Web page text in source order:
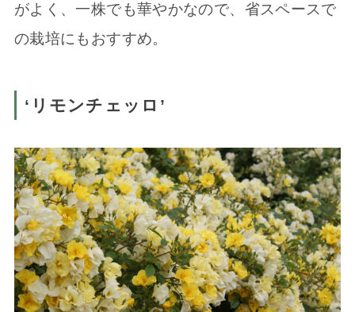
がよく、一株でも華やかなので、省スペースで
の栽培にもおすすめ。
‘リモンチェッロ’